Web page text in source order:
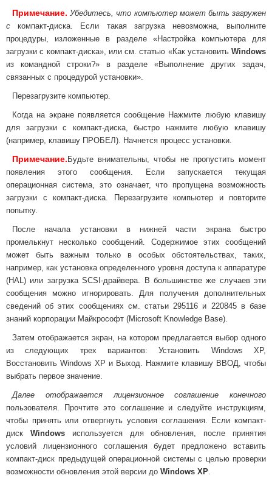
Примечание. Убедитесь, что компьютер может быть загружен
с компакт-диска. Если такая загрузка невозможна, выполните
процедуры, изложенные в разделе «Настройка компьютера для
загрузки с компакт-диска», или см. статью «Как установить Windows
из командной строки?» в разделе «Выполнение других задач,
связанных с процедурой установки».
Перезагрузите компьютер.
Когда на экране появляется сообщение Нажмите любую клавишу
для загрузки с компакт-диска, быстро нажмите любую клавишу
(например, клавишу ПРОБЕЛ). Начнется процесс установки.
Примечание. Будьте внимательны, чтобы не пропустить момент
появления этого сообщения. Если запускается текущая
операционная система, это означает, что пропущена возможность
загрузки с компакт-диска. Перезагрузите компьютер и повторите
попытку.
После начала установки в нижней части экрана быстро
промелькнут несколько сообщений. Содержимое этих сообщений
может быть важным только в особых обстоятельствах, таких,
например, как установка определенного уровня доступа к аппаратуре
(HAL) или загрузка SCSI-драйвера. В большинстве же случаев эти
сообщения можно игнорировать. Для получения дополнительных
сведений об этих сообщениях см. статьи 295116 и 220845 в базе
знаний корпорации Майкрософт (Microsoft Knowledge Base).
Затем отображается экран, на котором предлагается выбор одного
из следующих трех вариантов: Установить Windows XP,
Восстановить Windows XP и Выход. Нажмите клавишу ВВОД, чтобы
выбрать первое значение.
Далее отображается лицензионное соглашение конечного
пользователя. Прочтите это соглашение и следуйте инструкциям,
чтобы принять или отвергнуть условия соглашения. Если компакт-
диск Windowsиспользуется для обновления, после принятия
условий лицензионного соглашения будет предложено вставить
компакт-диск предыдущей операционной системы с целью проверки
возможности обновления этой версии до Windows XP.